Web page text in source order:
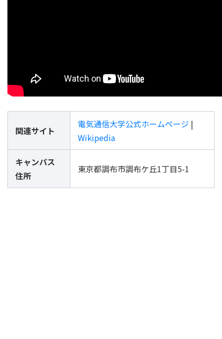
関連サイト
電気通信大学公式ホームページ |
Wikipedia
キャンパス
住所
東京都調布市調布ケ丘1丁目5-1